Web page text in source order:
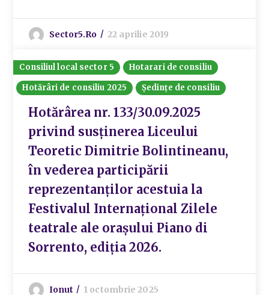
Sector5.ro 22 aprilie 2019
Consiliul local sector 5
Hotarari de consiliu
Hotărâri de consiliu 2025
Ședințe de consiliu
Hotărârea nr. 133/30.09.2025
privind susținerea Liceului
Teoretic Dimitrie Bolintineanu,
în vederea participării
reprezentanților acestuia la
Festivalul Internațional Zilele
teatrale ale orașului Piano di
Sorrento, ediția 2026.
Ionut 1 octombrie 2025